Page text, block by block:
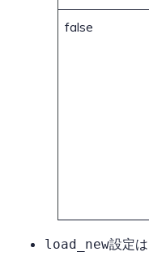
false
load_new設定